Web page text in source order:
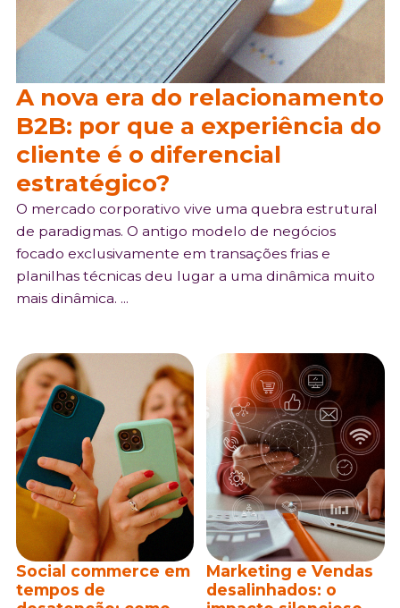
A nova era do relacionamento
B2B: por que a experiência do
cliente é o diferencial
estratégico?
O mercado corporativo vive uma quebra estrutural
de paradigmas. O antigo modelo de negócios
focado exclusivamente em transações frias e
planilhas técnicas deu lugar a uma dinâmica muito
mais dinâmica. ...
Social commerce em
tempos de
Marketing e Vendas
desalinhados: o